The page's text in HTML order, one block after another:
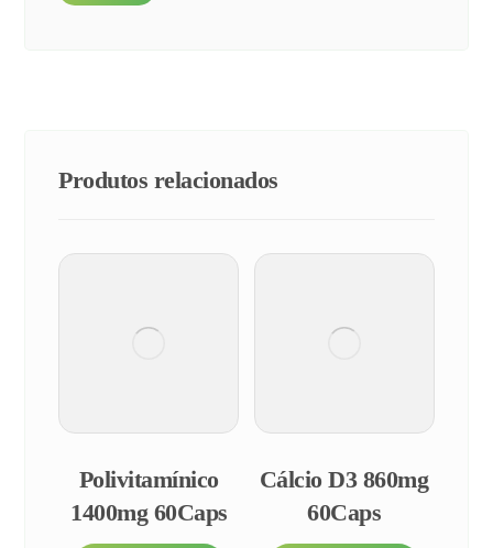
Produtos relacionados
Polivitamínico
1400mg 60Caps
Cálcio D3 860mg
60Caps